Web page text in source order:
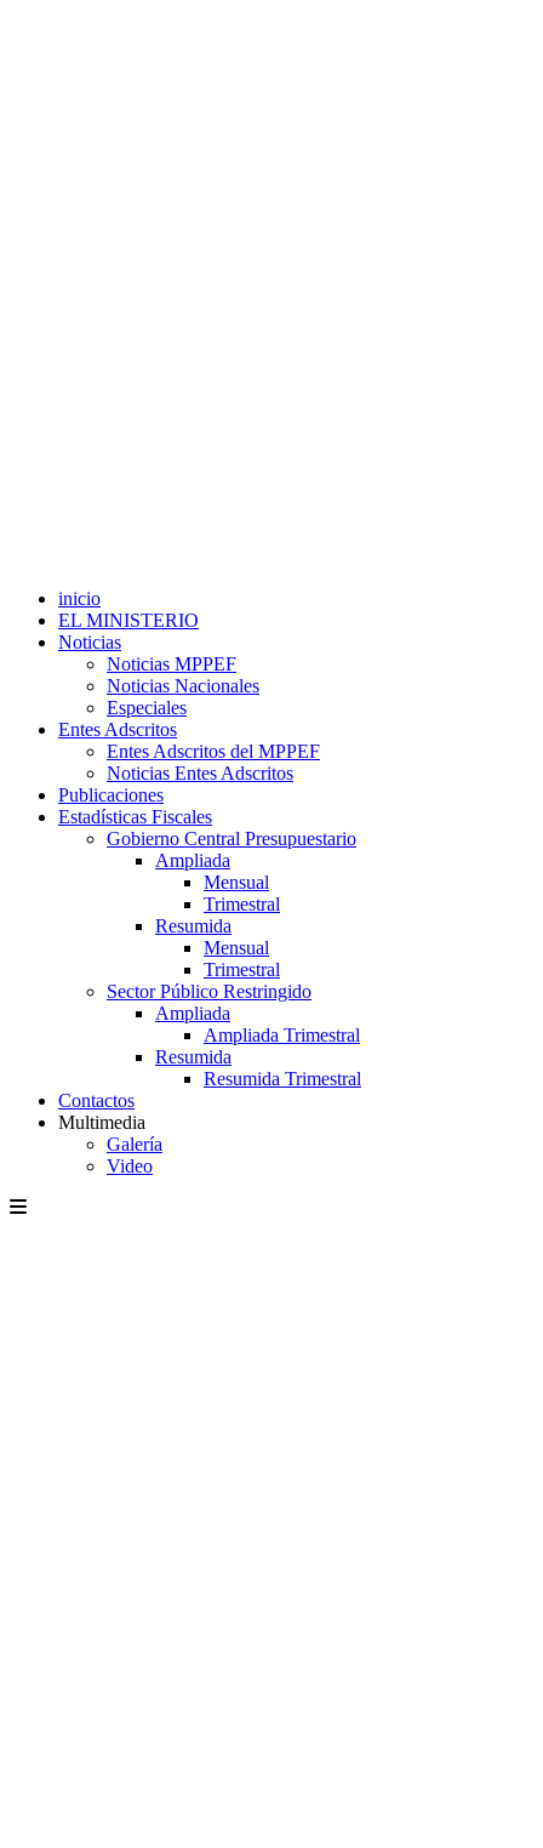
inicio
EL MINISTERIO
Noticias
Noticias MPPEF
Noticias Nacionales
Especiales
Entes Adscritos
Entes Adscritos del MPPEF
Noticias Entes Adscritos
Publicaciones
Estadísticas Fiscales
Gobierno Central Presupuestario
Ampliada
Mensual
Trimestral
Resumida
Mensual
Trimestral
Sector Público Restringido
Ampliada
Ampliada Trimestral
Resumida
Resumida Trimestral
Contactos
Multimedia
Galería
Video